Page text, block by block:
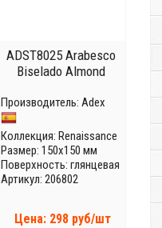
ADST8025 Arabesco
Biselado Almond
Производитель: Adex
Коллекция: Renaissance
Размер: 150x150 мм
Поверхность: глянцевая
Артикул: 206802
Цена: 298 руб/шт